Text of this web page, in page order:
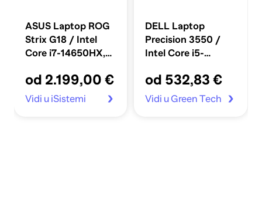
ASUS Laptop ROG
Strix G18 / Intel
Core i7-14650HX,
GB RAM, 1 TB SSD,
Windows 11 Home,
od 2.199,00 €
Vidi u iSistemi
DELL Laptop
Precision 3550 /
Intel Core i5-
x 1080, 16 GB RAM,
256 GB SSD PCIe,
od 532,83 €
Vidi u Green Tech